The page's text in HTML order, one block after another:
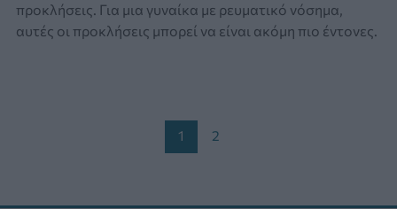
προκλήσεις. Για μια γυναίκα με ρευματικό νόσημα,
αυτές οι προκλήσεις μπορεί να είναι ακόμη πιο έντονες.
1 2